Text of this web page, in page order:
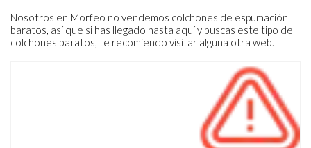
Nosotros en Morfeo no vendemos colchones de espumación
baratos, así que si has llegado hasta aquí y buscas este tipo de
colchones baratos, te recomiendo visitar alguna otra web.